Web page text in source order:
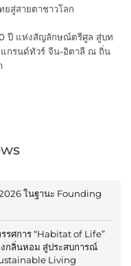
ยสู่สายตาชาวโลก
ปี แห่งสัญลักษณ์ตรีศูล สู่บท
กรนด์ทัวร์ จีน-อิตาลี ณ ถิ่น
ในฐานะ Founding
ศการ “Habitat of Life”
กลิ่นหอม สู่ประสบการณ์
Living